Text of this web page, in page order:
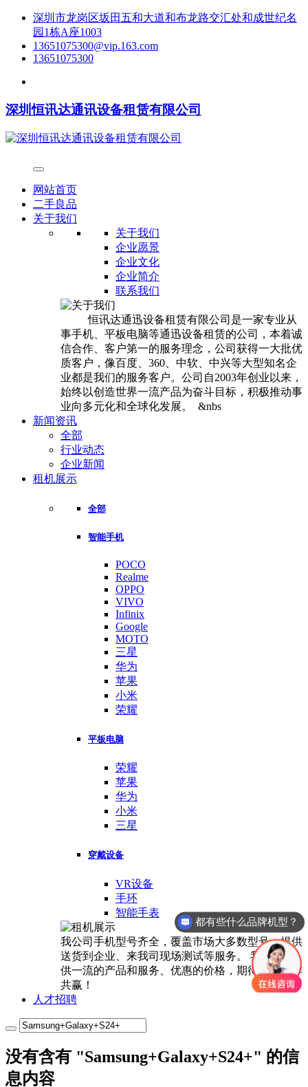
深圳市龙岗区坂田五和大道和布龙路交汇处和成世纪名
园1栋A座1003
13651075300@vip.163.com
13651075300
深圳恒讯达通讯设备租赁有限公司
网站首页
二手良品
关于我们
关于我们
企业愿景
企业文化
企业简介
联系我们
恒讯达通迅设备租赁有限公司是一家专业从
事手机、平板电脑等通迅设备租赁的公司，本着诚
信合作、客户第一的服务理念，公司获得一大批优
质客户，像百度、360、中软、中兴等大型知名企
业都是我们的服务客户。公司自2003年创业以来，
始终以创造世界一流产品为奋斗目标，积极推动事
业向多元化和全球化发展。 &nbs
新闻资讯
全部
行业动态
企业新闻
租机展示
全部
智能手机
POCO
Realme
OPPO
VIVO
Infinix
Google
MOTO
三星
华为
苹果
小米
荣耀
平板电脑
荣耀
苹果
华为
小米
三星
穿戴设备
VR设备
手环
智能手表
我公司手机型号齐全，覆盖市场大多数型号，提供
送货到企业、来我司现场测试等服务。 我们将提
供一流的产品和服务、优惠的价格，期待与您合作
共赢！
人才招聘
没有含有 "Samsung+Galaxy+S24+" 的信
息内容
都有些什么品牌机型？